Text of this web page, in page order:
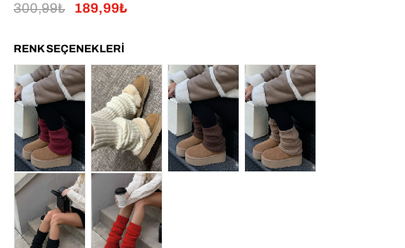
300,99₺ 189,99₺